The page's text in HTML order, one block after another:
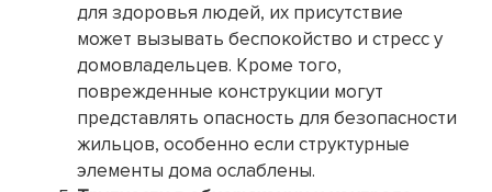
для здоровья людей, их присутствие
может вызывать беспокойство и стресс у
домовладельцев. Кроме того,
поврежденные конструкции могут
представлять опасность для безопасности
жильцов, особенно если структурные
элементы дома ослаблены.